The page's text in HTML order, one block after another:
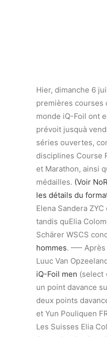
Hier, dimanche 6
premières courses
monde iQ-Foil ont
prévoit jusquà
séries ouvertes,
disciplines Course
et Marathon, ainsi
médailles. (Voir
les détails du
Elena Sandera
tandis quElia
Schärer WSCS
hommes. —– Après
Luuc Van
iQ-Foil men (select
un point davance
deux points
et Yun Pouliquen
Les Suisses Elia